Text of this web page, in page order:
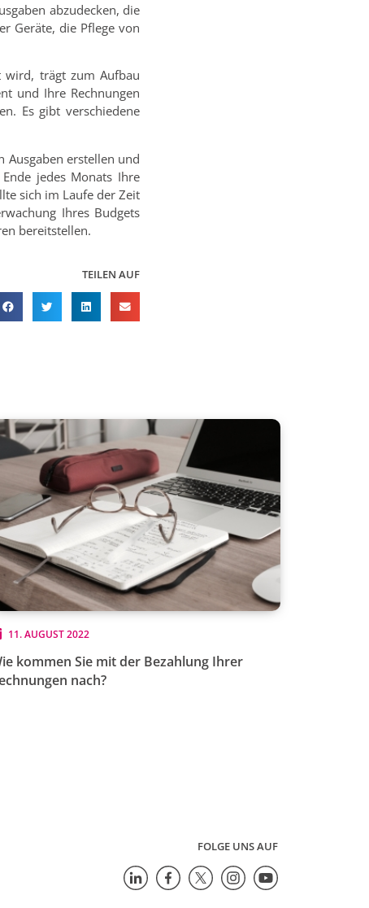
abzudecken, die
Geräte, die Pflege von
wird, trägt zum Aufbau
und Ihre Rechnungen
Es gibt verschiedene
Ausgaben erstellen und
jedes Monats Ihre
sich im Laufe der Zeit
Ihres Budgets
bereitstellen.
TEILEN AUF
kommen Sie mit der Bezahlung Ihrer
nach?
11. AUGUST 2022
FOLGE UNS AUF